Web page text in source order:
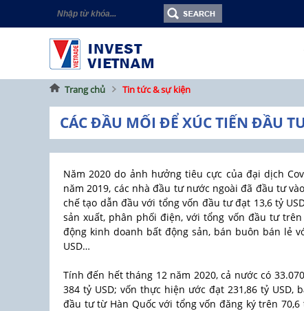
Trang chủ Tin tức & sự kiện
CÁC ĐẦU MỐI ĐỂ XÚC TIẾN ĐẦU
Năm 2020 do ảnh hưởng tiêu cực của đại dịch
năm 2019, các nhà đầu tư nước ngoài đã đầu tư
chế tạo dẫn đầu với tổng vốn đầu tư đạt 13,6 tỷ
sản xuất, phân phối điện, với tổng vốn đầu tư
động kinh doanh bất động sản, bán buôn bán lẻ
USD…
Tính đến hết tháng 12 năm 2020, cả nước có
384 tỷ USD; vốn thực hiện ước đạt 231,86 tỷ
đầu tư từ Hàn Quốc với tổng vốn đăng ký trên